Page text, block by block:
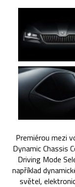
Premiérou mezi
Dynamic Chassis
Driving Mode
například
světel,